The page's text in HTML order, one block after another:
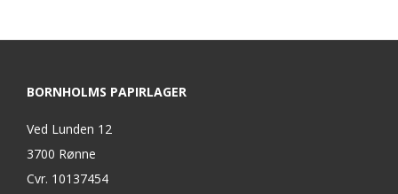
BORNHOLMS PAPIRLAGER
Ved Lunden 12
3700 Rønne
Cvr. 10137454